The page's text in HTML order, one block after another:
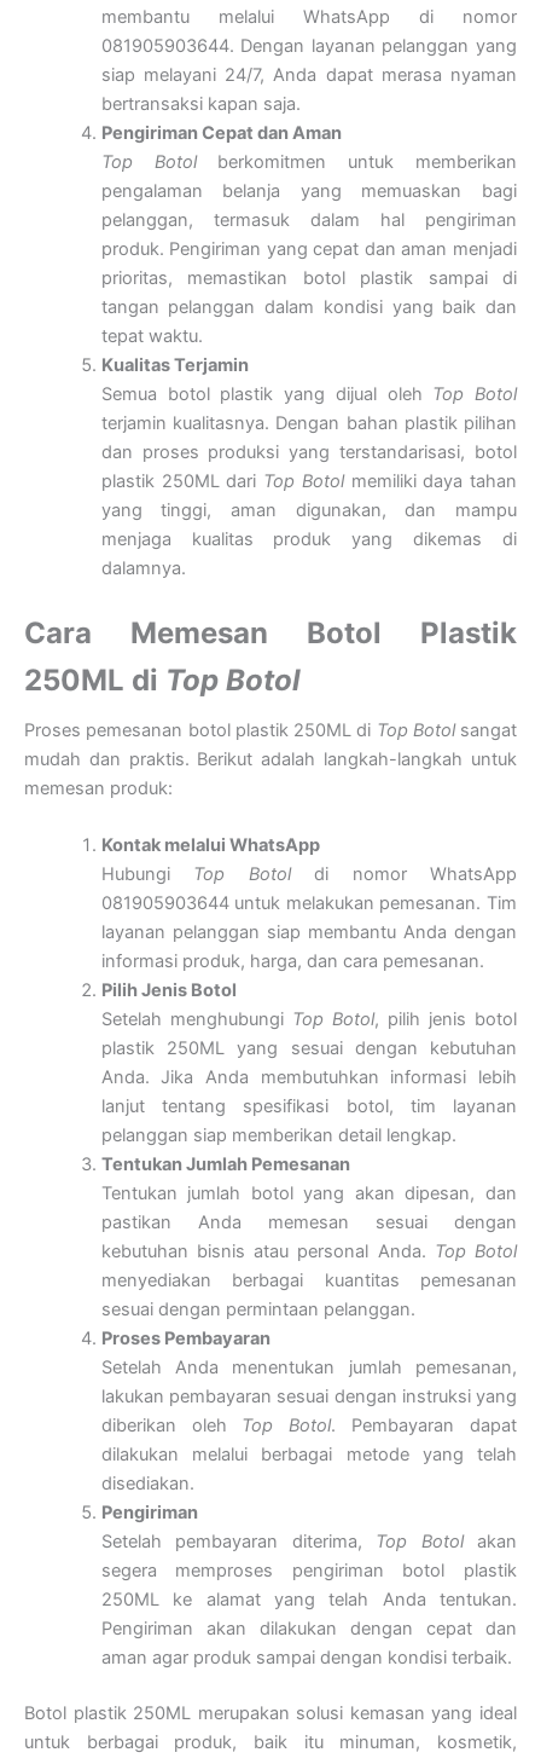
membantu melalui WhatsApp di nomor
081905903644. Dengan layanan pelanggan yang
siap melayani 24/7, Anda dapat merasa nyaman
bertransaksi kapan saja.
Pengiriman Cepat dan Aman
Top Botolberkomitmen untuk memberikan
pengalaman belanja yang memuaskan bagi
pelanggan, termasuk dalam hal pengiriman
produk. Pengiriman yang cepat dan aman menjadi
prioritas, memastikan botol plastik sampai di
tangan pelanggan dalam kondisi yang baik dan
tepat waktu.
Kualitas Terjamin
Semua botol plastik yang dijual oleh Top Botol
terjamin kualitasnya. Dengan bahan plastik pilihan
dan proses produksi yang terstandarisasi, botol
plastik 250ML dari Top Botolmemiliki daya tahan
yang tinggi, aman digunakan, dan mampu
menjaga kualitas produk yang dikemas di
dalamnya.
Cara Memesan Botol Plastik
250ML di Top Botol
Proses pemesanan botol plastik 250ML di Top Botolsangat
mudah dan praktis. Berikut adalah langkah-langkah untuk
memesan produk:
Kontak melalui WhatsApp
Hubungi Top Botoldi nomor WhatsApp
081905903644 untuk melakukan pemesanan. Tim
layanan pelanggan siap membantu Anda dengan
informasi produk, harga, dan cara pemesanan.
Pilih Jenis Botol
Setelah menghubungi Top Botol, pilih jenis botol
plastik 250ML yang sesuai dengan kebutuhan
Anda. Jika Anda membutuhkan informasi lebih
lanjut tentang spesifikasi botol, tim layanan
pelanggan siap memberikan detail lengkap.
Tentukan Jumlah Pemesanan
Tentukan jumlah botol yang akan dipesan, dan
pastikan Anda memesan sesuai dengan
kebutuhan bisnis atau personal Anda. Top Botol
menyediakan berbagai kuantitas pemesanan
sesuai dengan permintaan pelanggan.
Proses Pembayaran
Setelah Anda menentukan jumlah pemesanan,
lakukan pembayaran sesuai dengan instruksi yang
diberikan oleh Top Botol. Pembayaran dapat
dilakukan melalui berbagai metode yang telah
disediakan.
Pengiriman
Setelah pembayaran diterima, Top Botolakan
segera memproses pengiriman botol plastik
250ML ke alamat yang telah Anda tentukan.
Pengiriman akan dilakukan dengan cepat dan
aman agar produk sampai dengan kondisi terbaik.
Botol plastik 250ML merupakan solusi kemasan yang ideal
untuk berbagai produk, baik itu minuman, kosmetik,